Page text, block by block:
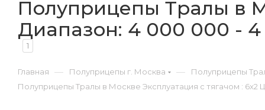
Полуприцепы Тралы в
Диапазон: 4 000 000 -
1
Главная — Полуприцепы г. Москва — Полуприцепы
Полуприцепы Тралы в Москве Эксплуатация с тягачом :